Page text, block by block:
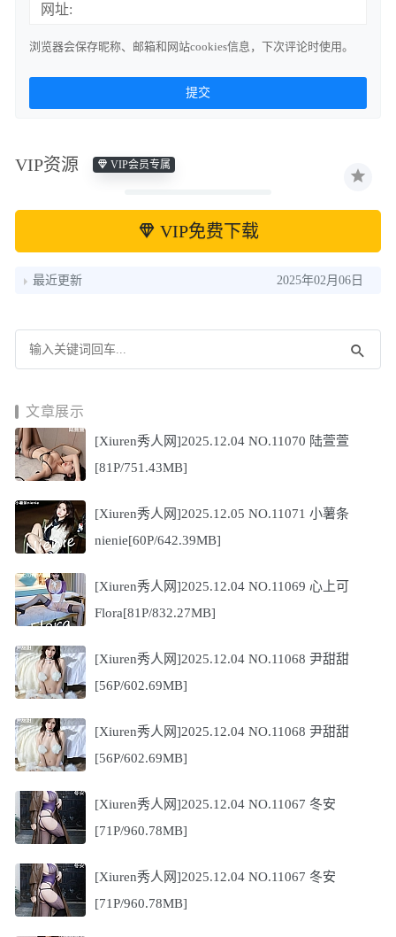
网址:
浏览器会保存昵称、邮箱和网站cookies信息，下次评论时使用。
VIP资源 VIP会员专属
VIP免费下载
最近更新 2025年02月06日
文章展示
[Xiuren秀人网]2025.12.04 NO.11070 陆萱萱
[81P/751.43MB]
[Xiuren秀人网]2025.12.05 NO.11071 小薯条
nienie[60P/642.39MB]
[Xiuren秀人网]2025.12.04 NO.11069 心上可
Flora[81P/832.27MB]
[Xiuren秀人网]2025.12.04 NO.11068 尹甜甜
[56P/602.69MB]
[Xiuren秀人网]2025.12.04 NO.11068 尹甜甜
[56P/602.69MB]
[Xiuren秀人网]2025.12.04 NO.11067 冬安
[71P/960.78MB]
[Xiuren秀人网]2025.12.04 NO.11067 冬安
[71P/960.78MB]